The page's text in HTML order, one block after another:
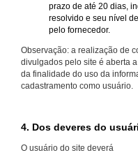
prazo de até 20 dias,
resolvido e seu nível
pelo fornecedor.
Observação: a realização de
divulgados pelo site é aberta
da finalidade do uso da
cadastramento como usuário.
4. Dos deveres do
O usuário do site deverá